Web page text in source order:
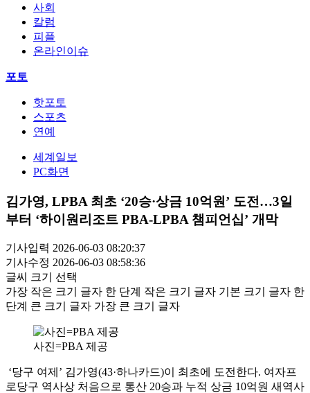
사회
칼럼
피플
온라인이슈
포토
핫포토
스포츠
연예
세계일보
PC화면
김가영, LPBA 최초 ‘20승·상금 10억원’ 도전…3일
부터 ‘하이원리조트 PBA-LPBA 챔피언십’ 개막
기사입력 2026-06-03 08:20:37
기사수정 2026-06-03 08:58:36
글씨 크기 선택
가장 작은 크기 글자 한 단계 작은 크기 글자 기본 크기 글자 한
단계 큰 크기 글자 가장 큰 크기 글자
사진=PBA 제공
‘당구 여제’ 김가영(43·하나카드)이 최초에 도전한다. 여자프
로당구 역사상 처음으로 통산 20승과 누적 상금 10억원 새역사